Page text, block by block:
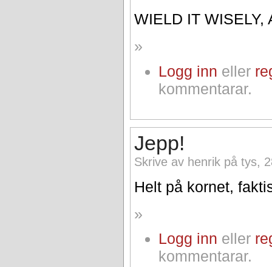
WIELD IT WISELY,
»
Logg inn eller
kommentarar.
Jepp!
Skrive av henrik på tys,
Helt på kornet,
»
Logg inn eller
kommentarar.